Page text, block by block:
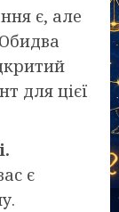
є, але
для цієї
є